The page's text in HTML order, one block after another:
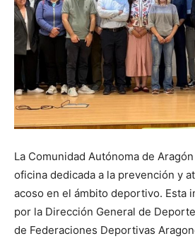
La Comunidad Autónoma de
oficina dedicada a la prevención y
acoso en el ámbito deportivo. Esta
por la Dirección General de
de Federaciones Deportivas